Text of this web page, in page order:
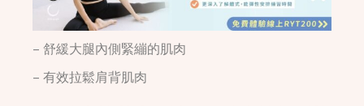
– 舒緩大腿內側緊繃的肌肉
– 有效拉鬆肩背肌肉